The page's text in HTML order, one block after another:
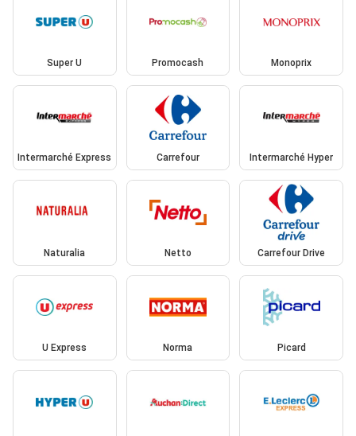
Super U Promocash Monoprix
Intermarché Express Carrefour Intermarché Hyper
Naturalia Netto Carrefour Drive
U Express Norma Picard